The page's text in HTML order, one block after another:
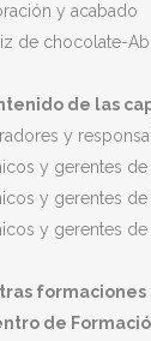
y acabado
de chocolate-
de las
y
y gerentes de
y gerentes de
y gerentes
de